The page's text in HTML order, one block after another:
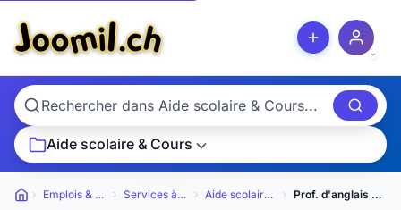
Aide scolaire & Cours
Petites annonces
Emplois & Services Services à domicile Aide scolaire & Cours Prof. d'anglais propose des cours par internet.